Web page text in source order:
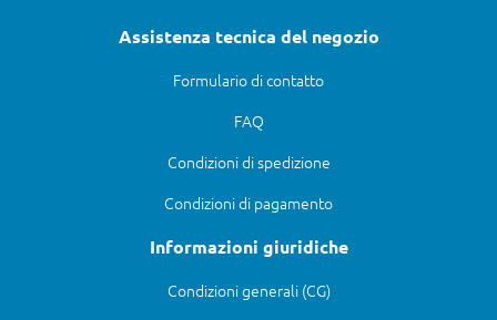
Assistenza tecnica del negozio
Formulario di contatto
FAQ
Condizioni di spedizione
Condizioni di pagamento
Informazioni giuridiche
Condizioni generali (CG)